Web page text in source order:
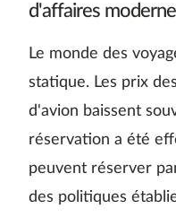
d'affaires
Le monde des
statique. Les prix
d'avion baissent
réservation a été
peuvent réserver
des politiques